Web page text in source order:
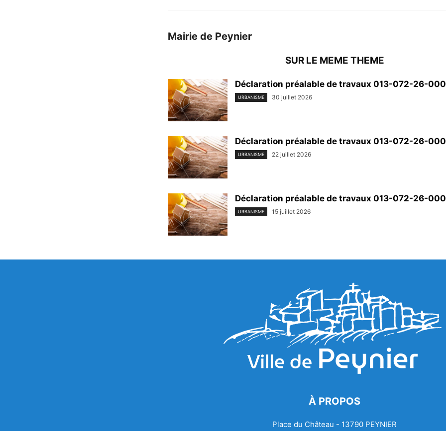
Mairie de Peynier
SUR LE MEME THEME
Déclaration préalable de travaux 013-072-26-
URBANISME 30 juillet 2026
Déclaration préalable de travaux 013-072-26-
URBANISME 22 juillet 2026
Déclaration préalable de travaux 013-072-26-
URBANISME 15 juillet 2026
À PROPOS
Place du Château - 13790 PEYNIER